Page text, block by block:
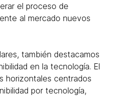
el proceso de
al mercado nuevos
también destacamos
en la tecnología. El
horizontales centrados
por tecnología,